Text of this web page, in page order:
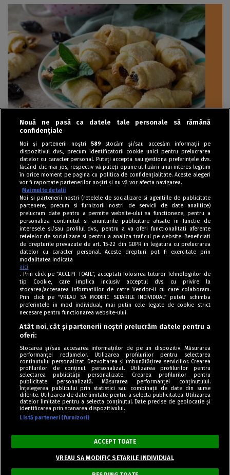
3/3
Biscuiți / Fursecuri
Cornulețe umplute cu prune uscate
Tag index
Program Antena 1
Politica de cookies
Politica de confidențialitate
Termeni și condiții
drepturile rezervate.
Copyright © Retete Fel de Fel 2020-2024.
Nouă ne pasă ca datele tale personale să rămână
confidențiale
Noi și partenerii noștri 589 stocăm și/sau accesăm informații pe
dispozitivul dvs., precum identificatorii cookie unici pentru prelucrarea
datelor cu caracter personal. Puteți accepta sau gestiona preferințele dvs.
făcând clic mai jos, respectiv vă puteți opune utilizării unui interes legitim
în orice moment pe pagina cu politica de confidențialitate. Aceste alegeri
vor fi raportate partenerilor noștri și nu vă vor afecta navigarea.
Mai multe detalii
Noi si partenerii nostri (retelele de socializare si agentiile de publicitate
partenere, precum si furnizorii nostri de servicii de date analitice)
prelucram date pentru a permite website-ului sa functioneze, pentru a
personaliza continutul si anunturile publicitare afisate in functie de
interesele si/sau profilul dvs., pentru a va oferi functionalitati aferente
retelelor de socializare si pentru a analiza traficul pe website. Beneficiati
de drepturile prevazute de art. 15-22 din GDPR in legatura cu prelucrarea
datelor cu caracter personal. Aceste drepturi pot fi exercitate prin
modalitatea indicata
aici
. Prin click pe “ACCEPT TOATE”, acceptati folosirea tuturor Tehnologiilor de
tip Cookie, care implica inclusiv acceptul dvs. cu privire la
stocarea/accesarea informatiilor de catre Vendor-ii cu care colaboram.
Prin click pe “VREAU SA MODIFIC SETARILE INDIVIDUAL” puteti schimba
preferintele in mod individual, mai putin cele legate de cookie strict
necesare pentru functionarea website-ului.
Atât noi, cât și partenerii noștri prelucrăm datele pentru a
oferi:
Stocarea și/sau accesarea informațiilor de pe un dispozitiv. Măsurarea
performanței reclamelor. Utilizarea profilurilor pentru selectarea
conținutului personalizat. Dezvoltarea și îmbunătățirea serviciilor. Crearea
profilurilor de conținut personalizat. Utilizarea profilurilor pentru
selectarea publicității personalizate. Crearea profilurilor pentru
publicitate personalizată. Măsurarea performanței conținutului.
Înțelegerea publicului prin statistici sau combinații de date din surse
diferite. Utilizarea de date limitate pentru a selecta publicitatea. Utilizarea
datelor limitate pentru a selecta conținutul. Date precise de geolocație și
identificarea prin scanarea dispozitivului.
Listă parteneri (furnizori)
ACCEPT TOATE
VREAU SA MODIFIC SETARILE INDIVIDUAL